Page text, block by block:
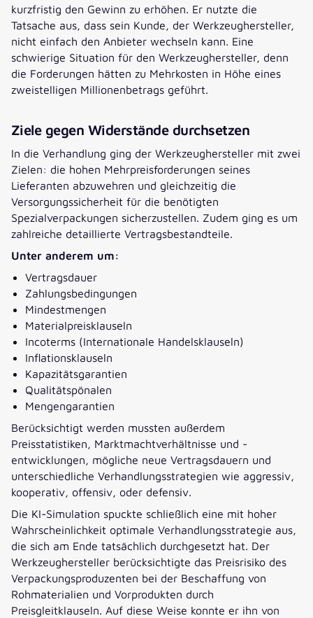
kurzfristig den Gewinn zu erhöhen. Er nutzte die
Tatsache aus, dass sein Kunde, der Werkzeughersteller,
nicht einfach den Anbieter wechseln kann. Eine
schwierige Situation für den Werkzeughersteller, denn
die Forderungen hätten zu Mehrkosten in Höhe eines
zweistelligen Millionenbetrags geführt.
Ziele gegen Widerstände durchsetzen
In die Verhandlung ging der Werkzeughersteller mit zwei
Zielen: die hohen Mehrpreisforderungen seines
Lieferanten abzuwehren und gleichzeitig die
Versorgungssicherheit für die benötigten
Spezialverpackungen sicherzustellen. Zudem ging es um
zahlreiche detaillierte Vertragsbestandteile.
Unter anderem um:
Vertragsdauer
Zahlungsbedingungen
Mindestmengen
Materialpreisklauseln
Incoterms (Internationale Handelsklauseln)
Inflationsklauseln
Kapazitätsgarantien
Qualitätspönalen
Mengengarantien
Berücksichtigt werden mussten außerdem
Preisstatistiken, Marktmachtverhältnisse und -
entwicklungen, mögliche neue Vertragsdauern und
unterschiedliche Verhandlungsstrategien wie aggressiv,
kooperativ, offensiv, oder defensiv.
Die KI-Simulation spuckte schließlich eine mit hoher
Wahrscheinlichkeit optimale Verhandlungsstrategie aus,
die sich am Ende tatsächlich durchgesetzt hat. Der
Werkzeughersteller berücksichtigte das Preisrisiko des
Verpackungsproduzenten bei der Beschaffung von
Rohmaterialien und Vorprodukten durch
Preisgleitklauseln. Auf diese Weise konnte er ihn von